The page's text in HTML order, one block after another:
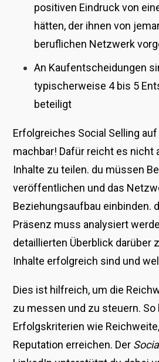
positiven Eindruck von
hätten, der ihnen von
beruflichen Netzwerk
An Kaufentscheidungen
typischerweise 4 bis 5
beteiligt
Erfolgreiches Social Selling
machbar! Dafür reicht es nicht
Inhalte zu teilen. du müssen
veröffentlichen und das
Beziehungsaufbau einbinden.
Präsenz muss analysiert
detaillierten Überblick darüber
Inhalte erfolgreich sind und
Dies ist hilfreich, um die
zu messen und zu steuern. So
Erfolgskriterien wie
Reputation erreichen. Der